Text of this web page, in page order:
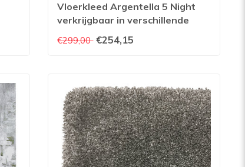
Vloerkleed Argentella 5 Night
verkrijgbaar in verschillende
afmetingen
€299,00 €254,15